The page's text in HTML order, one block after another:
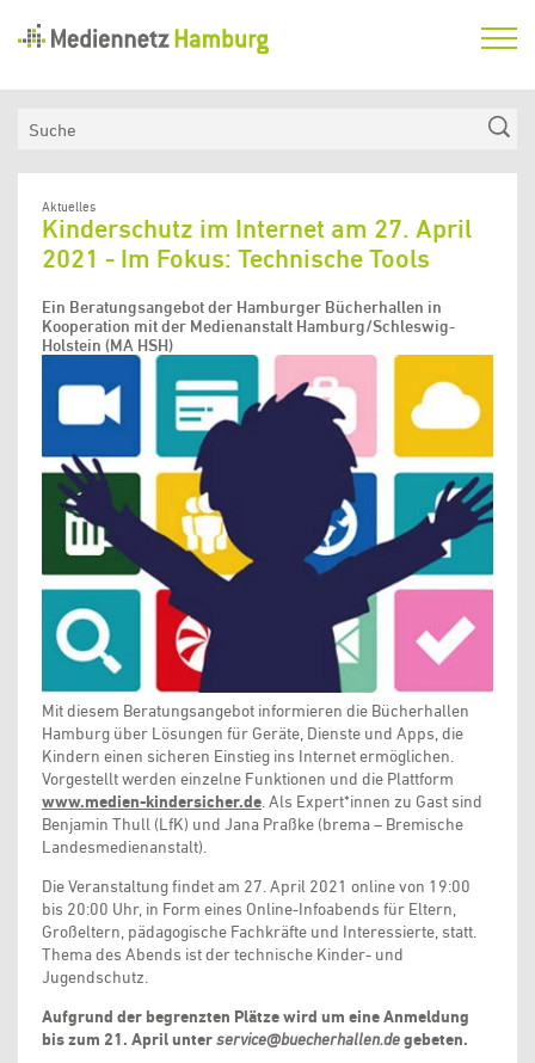
Hamburg
Aktuelles
Medienkompetenzfonds
Verein
Aktuelles
Kinderschutz im Internet am 27. April
2021 - Im Fokus: Technische Tools
Ein Beratungsangebot der Hamburger Bücherhallen in
Kooperation mit der Medienanstalt Hamburg/Schleswig-
Holstein (MA HSH)
Mit diesem Beratungsangebot informieren die Bücherhallen
Hamburg über Lösungen für Geräte, Dienste und Apps, die
Kindern einen sicheren Einstieg ins Internet ermöglichen.
Vorgestellt werden einzelne Funktionen und die Plattform
www.medien-kindersicher.de. Als Expert*innen zu Gast sind
Benjamin Thull (LfK) und Jana Praßke (brema – Bremische
Landesmedienanstalt).
Die Veranstaltung findet am 27. April 2021 online von 19:00
bis 20:00 Uhr, in Form eines Online-Infoabends für Eltern,
Großeltern, pädagogische Fachkräfte und Interessierte, statt.
Thema des Abends ist der technische Kinder- und
Jugendschutz.
Aufgrund der begrenzten Plätze wird um eine Anmeldung
bis zum 21. April unterservice@buecherhallen.degebeten.